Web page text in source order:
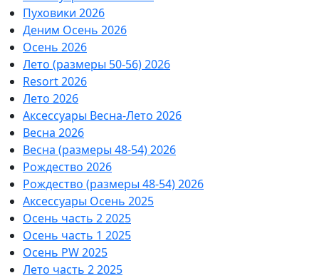
Пуховики 2026
Деним Осень 2026
Осень 2026
Лето (размеры 50-56) 2026
Resort 2026
Лето 2026
Аксессуары Весна-Лето 2026
Весна 2026
Весна (размеры 48-54) 2026
Рождество 2026
Рождество (размеры 48-54) 2026
Аксессуары Осень 2025
Осень часть 2 2025
Осень часть 1 2025
Осень PW 2025
Лето часть 2 2025